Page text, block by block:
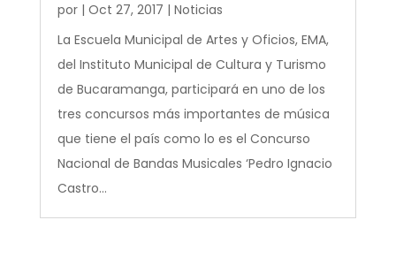
por | Oct 27, 2017 | Noticias
La Escuela Municipal de Artes y Oficios, EMA,
del Instituto Municipal de Cultura y Turismo
de Bucaramanga, participará en uno de los
tres concursos más importantes de música
que tiene el país como lo es el Concurso
Nacional de Bandas Musicales ‘Pedro Ignacio
Castro...